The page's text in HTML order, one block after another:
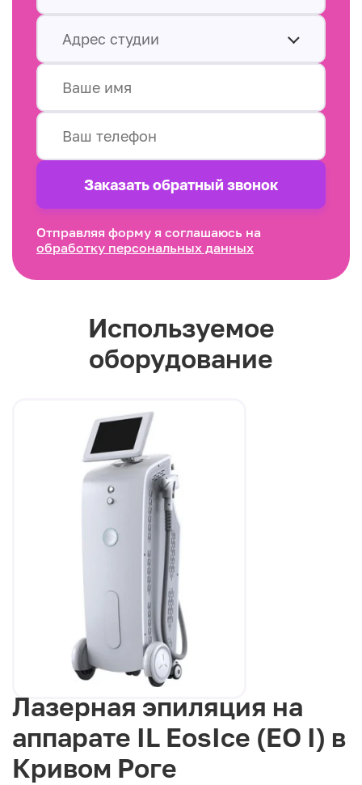
Адрес студии
Заказать обратный звонок
Отправляя форму я соглашаюсь на
обработку персональных данных
Используемое
оборудование
Лазерная эпиляция на
аппарате IL EosIce (EO I) в
Кривом Роге